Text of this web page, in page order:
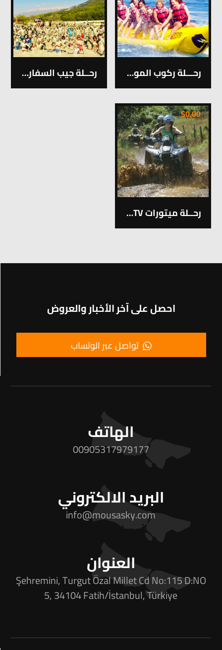
رحـــلة ركوب الموز في فتحية رحــلة جيب السفاري في فتحية
رحــلة ميتورات ATV السفاري في فتحية
$0,00
احصل على آخر الأخبار والعروض
تواصل عبر الوتساب
الهاتف
00905317979177
البريد الالكتروني
info@mousasky.com
العنوان
Şehremini, Turgut Özal Millet Cd No:115 D:NO
5, 34104 Fatih/İstanbul, Türkiye